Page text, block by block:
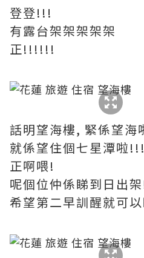
登登!!!
有露台架架架架架
正!!!!!!
話明望海樓, 緊係望海
就係望住個七星潭啦!!!
正啊喂!
呢個位仲係睇到日出
希望第二早訓醒就可